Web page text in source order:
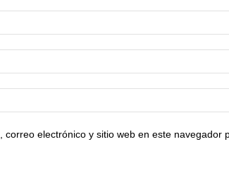
correo electrónico y sitio web en este navegador